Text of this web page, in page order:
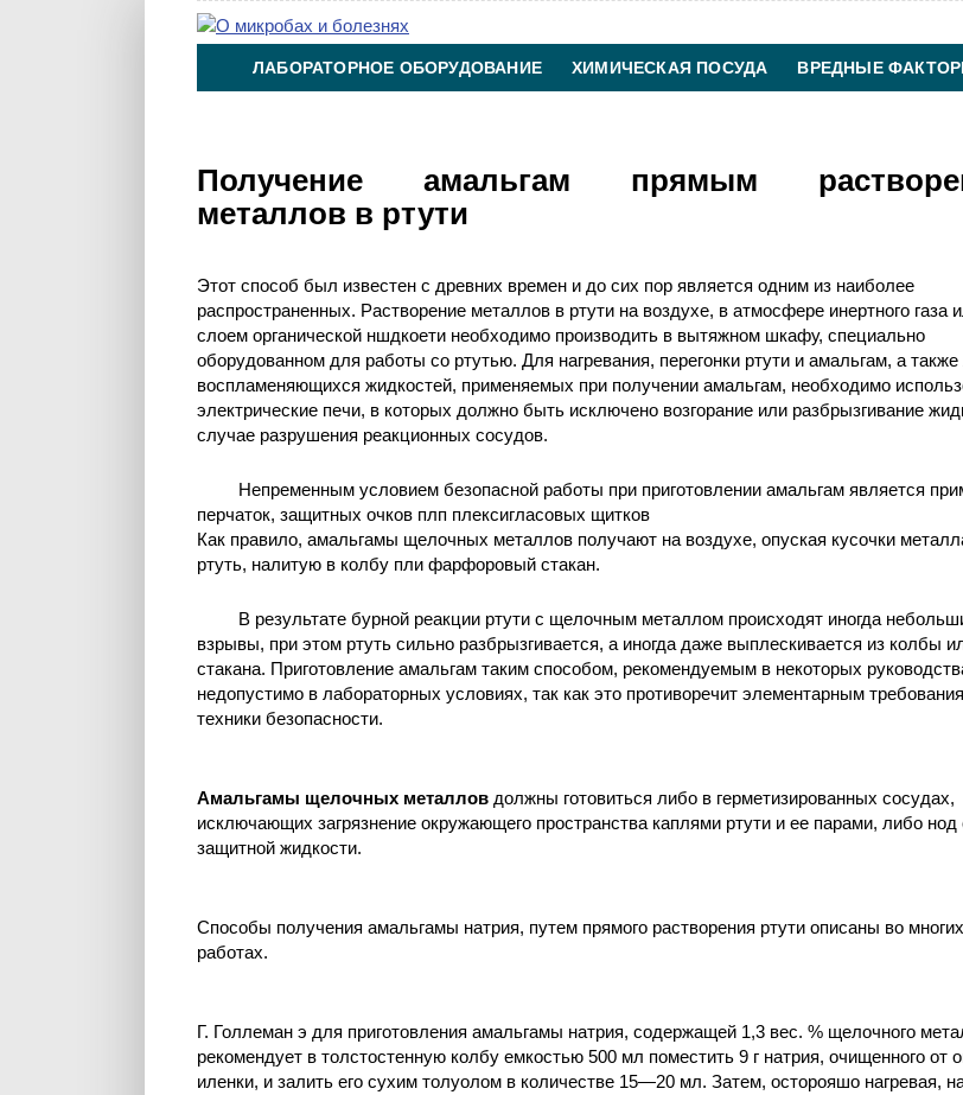
ЛАБОРАТОРНОЕ ОБОРУДОВАНИЕ ХИМИЧЕСКАЯ ПОСУДА ВРЕДНЫЕ
Получение амальгам прямым
металлов в ртути
Этот способ был известен с древних времен и до сих пор является одним из наиболее
распространенных. Растворение металлов в ртути на воздухе, в атмосфере инертного газа
слоем органической ншдкоети необходимо производить в вытяжном шкафу, специально
оборудованном для работы со ртутью. Для нагревания, перегонки ртути и амальгам, а также
воспламеняющихся жидкостей, применяемых при получении амальгам, необходимо
электрические печи, в которых должно быть исключено возгорание или разбрызгивание
случае разрушения реакционных сосудов.
Непременным условием безопасной работы при приготовлении амальгам является
перчаток, защитных очков плп плексигласовых щитков
Как правило, амальгамы щелочных металлов получают на воздухе, опуская кусочки
ртуть, налитую в колбу пли фарфоровый стакан.
В результате бурной реакции ртути с щелочным металлом происходят иногда
взрывы, при этом ртуть сильно разбрызгивается, а иногда даже выплескивается из колбы
стакана. Приготовление амальгам таким способом, рекомендуемым в некоторых
недопустимо в лабораторных условиях, так как это противоречит элементарным
техники безопасности.
Амальгамы щелочных металлов должны готовиться либо в герметизированных сосудах,
исключающих загрязнение окружающего пространства каплями ртути и ее парами, либо
защитной жидкости.
Способы получения амальгамы натрия, путем прямого растворения ртути описаны во многих
работах.
Г. Голлеман э для приготовления амальгамы натрия, содержащей 1,3 вес. % щелочного
рекомендует в толстостенную колбу емкостью 500 мл поместить 9 г натрия, очищенного от
иленки, и залить его сухим толуолом в количестве 15—20 мл. Затем, осторояшо нагревая,